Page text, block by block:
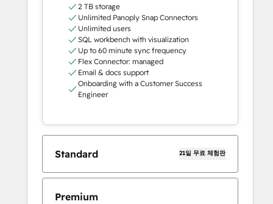
2 TB storage
Unlimited Panoply Snap Connectors
Unlimited users
SQL workbench with visualization
Up to 60 minute sync frequency
Flex Connector: managed
Email & docs support
Onboarding with a Customer Success
Engineer
Standard 21일 무료 체험판
Premium